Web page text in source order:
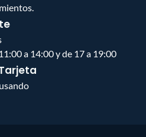
a 14:00 y de 17 a 19:00